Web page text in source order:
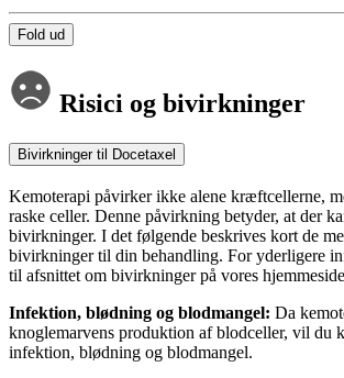
Fold ud
Risici og bivirkninger
Bivirkninger til Docetaxel
Kemoterapi påvirker ikke alene kræftcellerne,
raske celler. Denne påvirkning betyder, at der
bivirkninger. I det følgende beskrives kort de
bivirkninger til din behandling. For yderligere
til afsnittet om bivirkninger på vores
Infektion, blødning og blodmangel: Da
knoglemarvens produktion af blodceller, vil du
infektion, blødning og blodmangel.